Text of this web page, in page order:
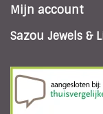
Mijn account
Sazou Jewels &